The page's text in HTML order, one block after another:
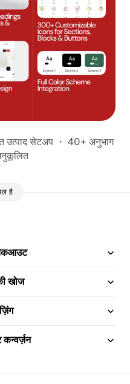
उत्पाद सेटअप ・ 40+ अनुभाग
है
खोज
कन्वर्ज़न